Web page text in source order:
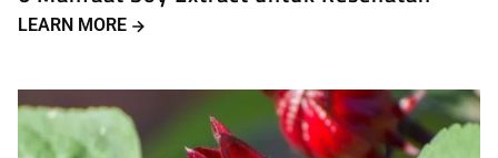
LEARN MORE